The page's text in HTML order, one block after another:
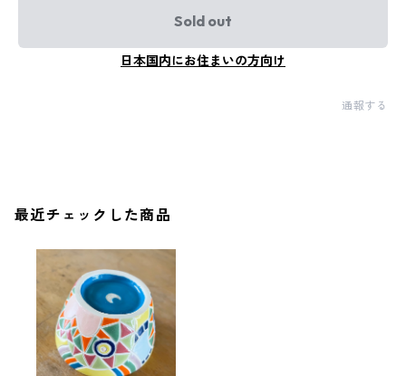
Sold out
日本国内にお住まいの方向け
通報する
最近チェックした商品